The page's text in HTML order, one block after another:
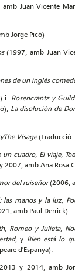
Juan Vicente
Jorge Picó)
(1997, amb Juan
de un inglés
i Rosencrantz y
La disolución de
The Visage(Traducció
un cuadro, El viaje,
2007, amb Ana Rosa
del ruiseñor(2006,
las manos y la luz,
amb Paul Derrick)
, Romeo y Julieta,
, y Bien está lo
d'Espanya).
y 2014, amb